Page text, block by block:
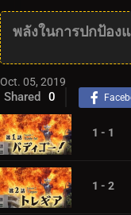
พลังในการปกป้อง
Oct. 05, 2019
Shared 0
1 - 1
1 - 2